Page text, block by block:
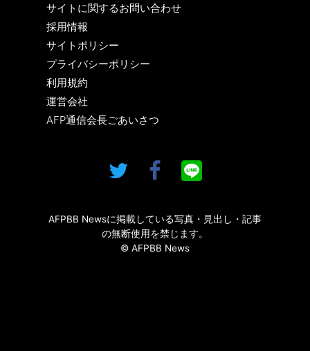
サイトに関するお問い合わせ
採用情報
サイトポリシー
プライバシーポリシー
利用規約
運営会社
AFP通信会長ごあいさつ
AFPBB Newsに掲載している写真・見出し・記事
の無断使用を禁じます。
© AFPBB News